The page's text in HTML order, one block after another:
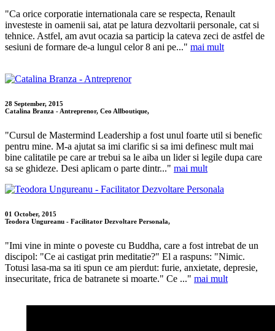
"Ca orice corporatie internationala care se respecta, Renault
investeste in oamenii sai, atat pe latura dezvoltarii personale, cat si
tehnice. Astfel, am avut ocazia sa particip la cateva zeci de astfel de
sesiuni de formare de-a lungul celor 8 ani pe..." mai mult
28 September, 2015
Catalina Branza - Antreprenor, Ceo Allboutique,
"Cursul de Mastermind Leadership a fost unul foarte util si benefic
pentru mine. M-a ajutat sa imi clarific si sa imi definesc mult mai
bine calitatile pe care ar trebui sa le aiba un lider si legile dupa care
sa se ghideze. Desi aplicam o parte dintr..." mai mult
01 October, 2015
Teodora Ungureanu - Facilitator Dezvoltare Personala,
"Imi vine in minte o poveste cu Buddha, care a fost intrebat de un
discipol: "Ce ai castigat prin meditatie?" El a raspuns: "Nimic.
Totusi lasa-ma sa iti spun ce am pierdut: furie, anxietate, depresie,
insecuritate, frica de batranete si moarte." Ce ..." mai mult